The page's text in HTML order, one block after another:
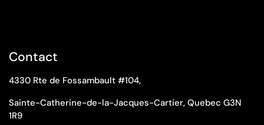
Contact
4330 Rte de Fossambault #104,
Sainte-Catherine-de-la-Jacques-Cartier, Quebec G3N
1R9